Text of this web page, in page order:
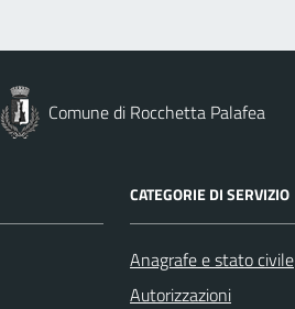
Comune di Rocchetta Palafea
CATEGORIE DI SERVIZIO
Anagrafe e stato civile
Autorizzazioni